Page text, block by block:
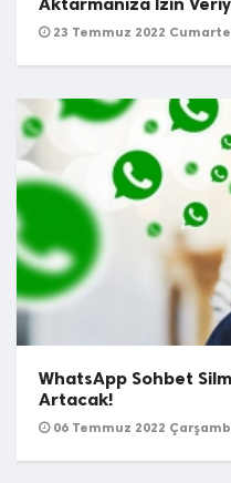
23 Temmuz 2022
WhatsApp Sohbet
Artacak!
06 Temmuz 2022